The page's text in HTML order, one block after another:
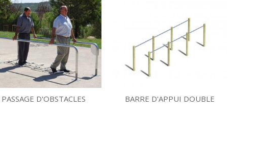
PASSAGE D'OBSTACLES BARRE D'APPUI DOUBLE